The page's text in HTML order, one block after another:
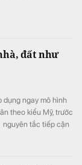
đất như
dụng ngay mô hình
theo kiểu Mỹ, trước
nguyên tắc tiếp cận